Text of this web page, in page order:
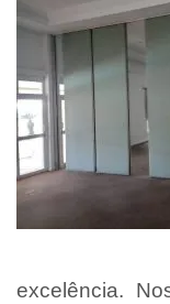
excelência.